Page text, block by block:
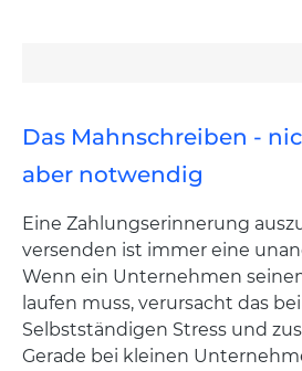
Das Mahnschreiben -
aber notwendig
Eine Zahlungserinnerung
versenden ist immer eine
Wenn ein Unternehmen
laufen muss, verursacht das
Selbstständigen Stress und
Gerade bei kleinen